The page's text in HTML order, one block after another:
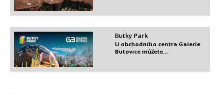
Butky Park
U obchodního centra Galerie
Butovice můžete…